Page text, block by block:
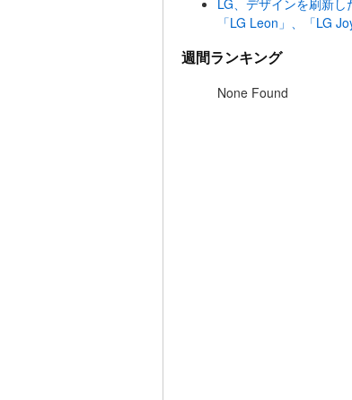
LG、デザインを刷新し
「LG Leon」、「LG
週間ランキング
None Found